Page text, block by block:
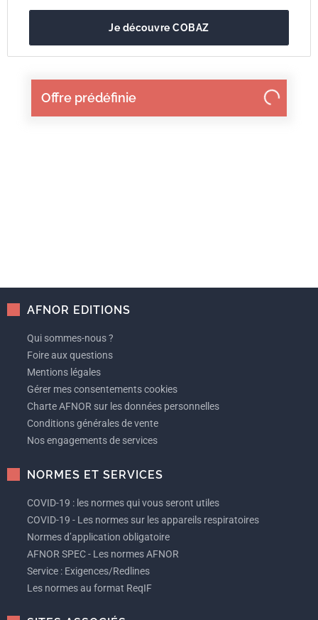
Offre prédéfinie
Je découvre COBAZ
AFNOR EDITIONS
Qui sommes-nous ?
Foire aux questions
Mentions légales
Gérer mes consentements cookies
Charte AFNOR sur les données personnelles
Conditions générales de vente
Nos engagements de services
NORMES ET SERVICES
COVID-19 : les normes qui vous seront utiles
COVID-19 - Les normes sur les appareils respiratoires
Normes d’application obligatoire
AFNOR SPEC - Les normes AFNOR
Service : Exigences/Redlines
Les normes au format ReqIF